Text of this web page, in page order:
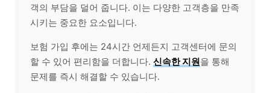
객의 부담을 덜어 줍니다. 이는 다양한 고객층을 만족
시키는 중요한 요소입니다.
보험 가입 후에는 24시간 언제든지 고객센터에 문의
할 수 있어 편리함을 더합니다. 신속한 지원을 통해
문제를 즉시 해결할 수 있습니다.